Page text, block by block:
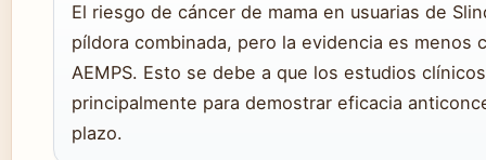
El riesgo de cáncer de mama en usuarias de
píldora combinada, pero la evidencia es menos
AEMPS. Esto se debe a que los estudios
principalmente para demostrar eficacia
plazo.